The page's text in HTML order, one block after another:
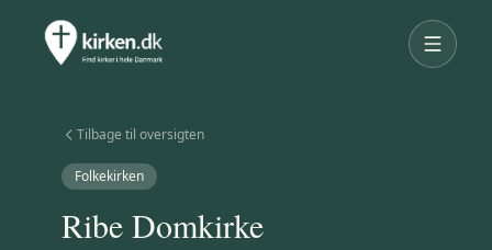
Tilbage til oversigten
Folkekirken
Ribe Domkirke